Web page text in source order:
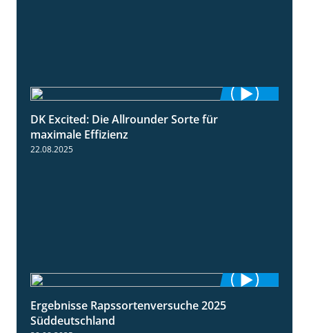
DK Excited: Die Allrounder Sorte für
maximale Effizienz
22.08.2025
Ergebnisse Rapssortenversuche 2025
Süddeutschland